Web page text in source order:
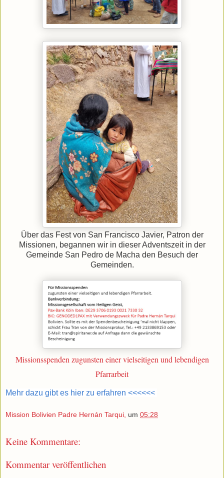
Über das Fest von San Francisco Javier, Patron der
Missionen, begannen wir in dieser Adventszeit in der
Gemeinde San Pedro de Macha den Besuch der
Gemeinden.
Missionsspenden zugunsten einer vielseitigen und lebendigen
Pfarrarbeit
Mehr dazu gibt es hier zu erfahren <<<<<<
Mission Bolivien Padre Hernán Tarqui, um 05:28
Keine Kommentare:
Kommentar veröffentlichen